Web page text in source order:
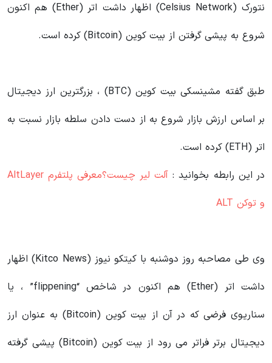
نتورک (Celsius Network) اظهار داشت اتر (Ether) هم اکنون
شروع به پیشی گرفتن از بیت کوین (Bitcoin) کرده است.
طبق گفته مشینسکی بیت کوین (BTC) ، بزرگترین ارز دیجیتال
بر اساس ارزش بازار شروع به از دست دادن سلطه بازار نسبت به
اتر (ETH) کرده است.
در این رابطه بخوانید‌ :
آلت لیر چیست؟معرفی پلتفرم AltLayer
و توکن ALT
وی طی مصاحبه روز دوشنبه با کیتکو نیوز (Kitco News) اظهار
داشت اتر (Ether) هم اکنون در شاخص “flippening” ، یا
سناریوی فرضی که در آن از بیت کوین (Bitcoin) به عنوان ارز
دیجیتال برتر فراتر می رود از بیت کوین (Bitcoin) پیشی گرفته